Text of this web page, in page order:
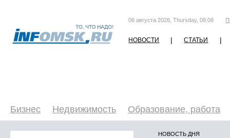
06 августа 2026, Thursday, 08:08
НОВОСТИ | СТАТЬИ |
Бизнес Недвижимость Образование, работа
НОВОСТЬ ДНЯ